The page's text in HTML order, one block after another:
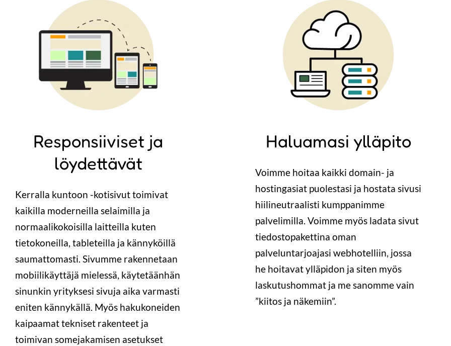
Responsiiviset ja
löydettävät
Kerralla kuntoon -kotisivut toimivat
kaikilla moderneilla selaimilla ja
normaalikokoisilla laitteilla kuten
tietokoneilla, tableteilla ja kännyköillä
saumattomasti. Sivumme rakennetaan
mobiilikäyttäjä mielessä, käytetäänhän
sinunkin yrityksesi sivuja aika varmasti
eniten kännykällä. Myös hakukoneiden
kaipaamat tekniset rakenteet ja
toimivan somejakamisen asetukset
Haluamasi ylläpito
Voimme hoitaa kaikki domain- ja
hostingasiat puolestasi ja hostata sivusi
hiilineutraalisti kumppanimme
palvelimilla. Voimme myös ladata sivut
tiedostopakettina oman
palveluntarjoajasi webhotelliin, jossa
he hoitavat ylläpidon ja siten myös
laskutushommat ja me sanomme vain
”kiitos ja näkemiin”.